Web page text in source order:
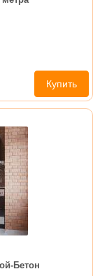
Купить
Бетон